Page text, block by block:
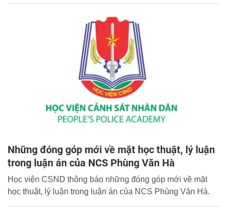
Những đóng góp mới về mặt học thuật, lý luận
trong luận án của NCS Phùng Văn Hà
Học viện CSND thông báo những đóng góp mới về mặt
học thuật, lý luận trong luận án của NCS Phùng Văn Hà.